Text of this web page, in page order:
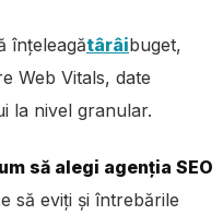
înțeleagătârâibuget,
Web Vitals, date
la nivel granular.
să alegi agenția SEO
să eviți și întrebările